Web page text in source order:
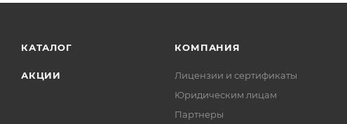
Номинальный поток (при 3bar), л 35
КАТАЛОГ
АКЦИИ
КОМПАНИЯ
Лицензии и сертификаты
Юридическим лицам
Партнеры